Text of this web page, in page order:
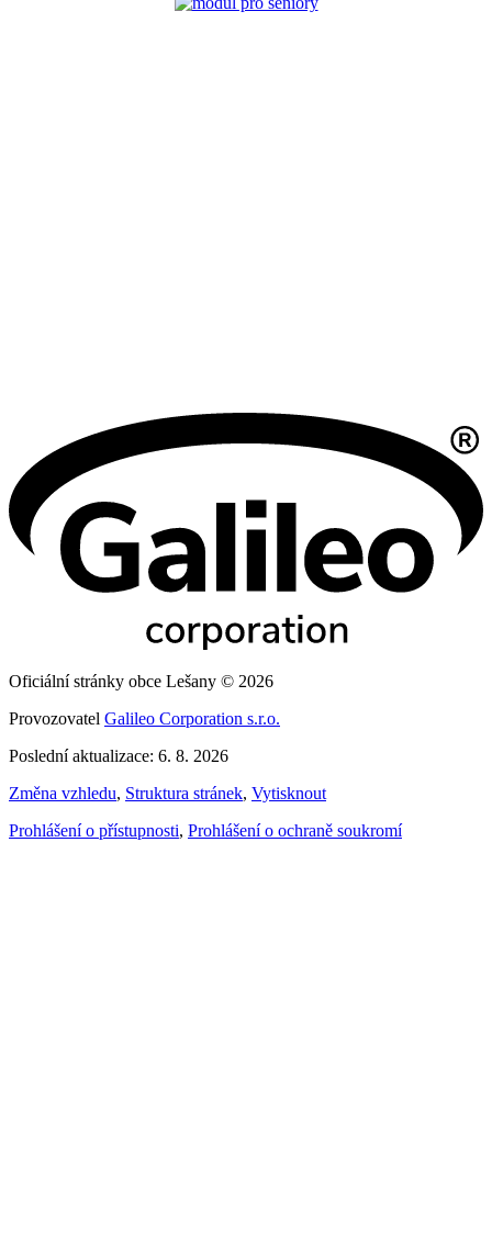
Oficiální stránky obce Lešany © 2026
Provozovatel Galileo Corporation s.r.o.
Poslední aktualizace: 6. 8. 2026
Změna vzhledu, Struktura stránek, Vytisknout
Prohlášení o přístupnosti, Prohlášení o ochraně soukromí